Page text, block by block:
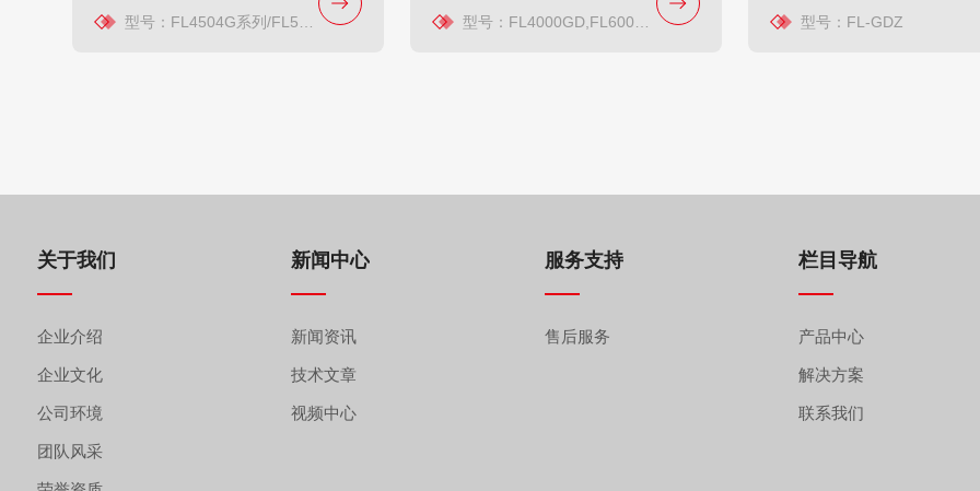
型号：FL4504G系列/FL5205G系列 型号：FL4000GD,FL6000GD,FL5000GD 型号：FL-GDZ
关于我们
企业介绍
企业文化
公司环境
团队风采
新闻中心
新闻资讯
技术文章
视频中心
服务支持
售后服务
栏目导航
产品中心
解决方案
联系我们